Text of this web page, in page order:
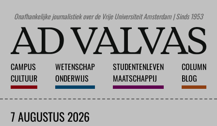
Onafhankelijke journalistiek over de Vrije Universiteit Amsterdam | Sinds 1953
CAMPUS
CULTUUR
WETENSCHAP
ONDERWIJS
STUDENTENLEVEN
MAATSCHAPPIJ
COLUMN
BLOG
7 AUGUSTUS 2026